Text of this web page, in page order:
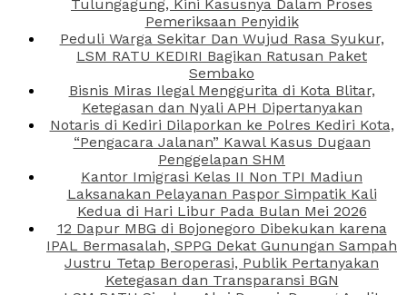
Tulungagung, Kini Kasusnya Dalam Proses
Pemeriksaan Penyidik
Peduli Warga Sekitar Dan Wujud Rasa Syukur,
LSM RATU KEDIRI Bagikan Ratusan Paket
Sembako
Bisnis Miras Ilegal Menggurita di Kota Blitar,
Ketegasan dan Nyali APH Dipertanyakan
Notaris di Kediri Dilaporkan ke Polres Kediri Kota,
“Pengacara Jalanan” Kawal Kasus Dugaan
Penggelapan SHM
Kantor Imigrasi Kelas II Non TPI Madiun
Laksanakan Pelayanan Paspor Simpatik Kali
Kedua di Hari Libur Pada Bulan Mei 2026
12 Dapur MBG di Bojonegoro Dibekukan karena
IPAL Bermasalah, SPPG Dekat Gunungan Sampah
Justru Tetap Beroperasi, Publik Pertanyakan
Ketegasan dan Transparansi BGN